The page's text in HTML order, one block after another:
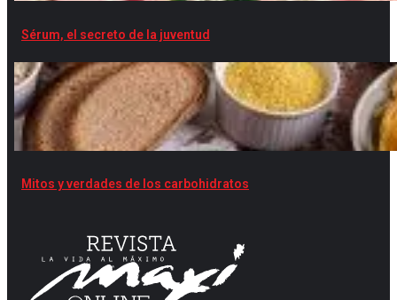
Sérum, el secreto de la juventud
Mitos y verdades de los carbohidratos